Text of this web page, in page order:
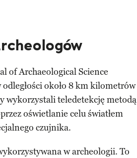
of Archaeological Science
około 8 km kilometrów
wykorzystali teledetekcję metodą
oświetlanie celu światłem
czujnika.
w archeologii. To